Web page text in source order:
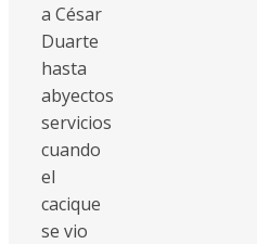
a César
Duarte
hasta
abyectos
servicios
cuando
el
cacique
se vio